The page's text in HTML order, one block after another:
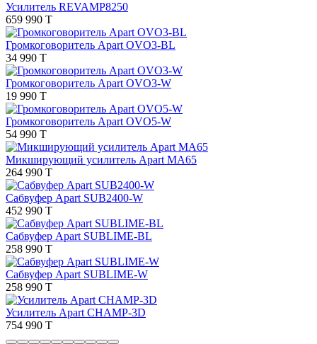
Усилитель REVAMP8250
659 990 T
Громкоговоритель Apart OVO3-BL
34 990 T
Громкоговоритель Apart OVO3-W
19 990 T
Громкоговоритель Apart OVO5-W
54 990 T
Микширующий усилитель Apart MA65
264 990 T
Сабвуфер Apart SUB2400-W
452 990 T
Сабвуфер Apart SUBLIME-BL
258 990 T
Сабвуфер Apart SUBLIME-W
258 990 T
Усилитель Apart CHAMP-3D
754 990 T